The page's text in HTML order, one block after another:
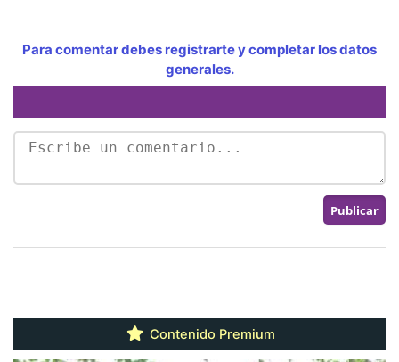
Para comentar debes registrarte y completar los datos
generales.
Contenido Premium